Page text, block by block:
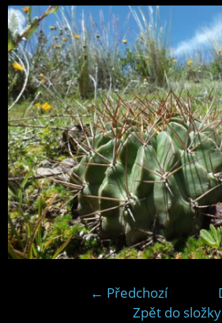
← Předchozí
Zpět do složky